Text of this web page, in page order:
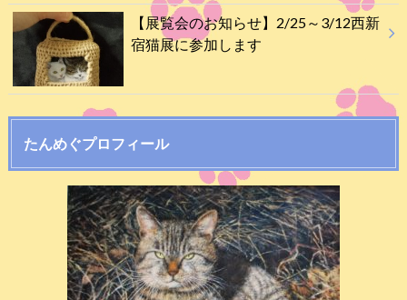
【展覧会のお知らせ】2/25～3/12西新
宿猫展に参加します
たんめぐプロフィール